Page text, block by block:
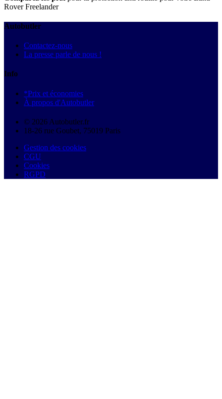
Rover Freelander
Autobutler
Contactez-nous
La presse parle de nous !
Info
*Prix et économies
À propos d'Autobutler
© 2026 Autobutler.fr
18-26 rue Goubet, 75019 Paris
Gestion des cookies
CGU
Cookies
RGPD